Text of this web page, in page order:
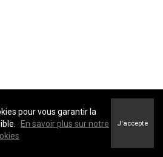
pour vous garantir la
En savoir plus sur notre
J'accepte